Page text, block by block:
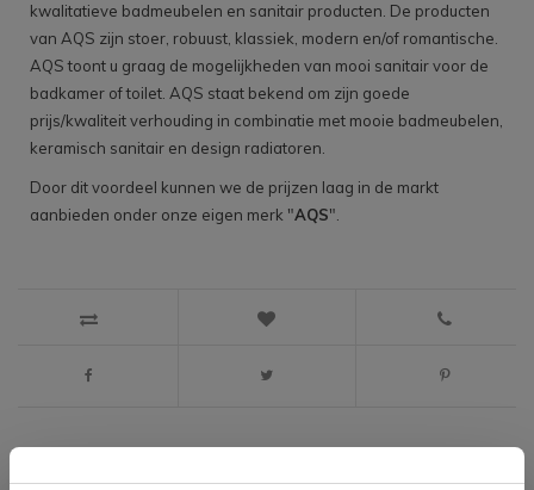
kwalitatieve badmeubelen en sanitair producten. De producten
van AQS zijn stoer, robuust, klassiek, modern en/of romantische.
AQS toont u graag de mogelijkheden van mooi sanitair voor de
badkamer of toilet. AQS staat bekend om zijn goede
prijs/kwaliteit verhouding in combinatie met mooie badmeubelen,
keramisch sanitair en design radiatoren.
Door dit voordeel kunnen we de prijzen laag in de markt
aanbieden onder onze eigen merk "AQS".